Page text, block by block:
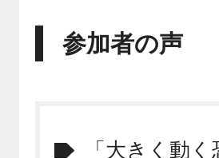
参加者の声
「大きく動